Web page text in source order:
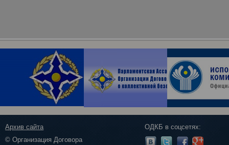
Архив сайта
© Организация Договора
ОДКБ в соцсетях: